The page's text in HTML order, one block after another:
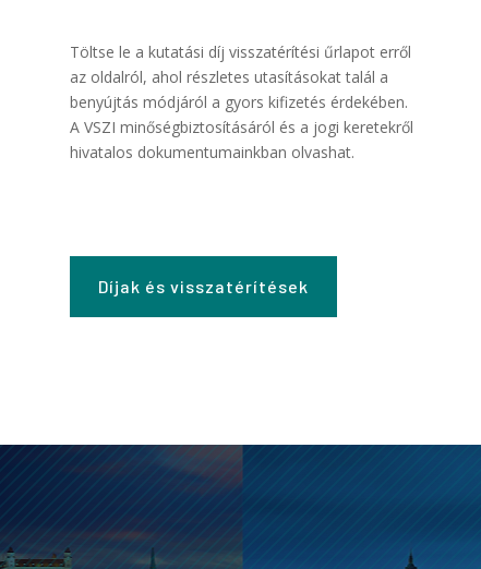
Töltse le a kutatási díj visszatérítési űrlapot erről
az oldalról, ahol részletes utasításokat talál a
benyújtás módjáról a gyors kifizetés érdekében.
A VSZI minőségbiztosításáról és a jogi keretekről
hivatalos dokumentumainkban olvashat.
Díjak és visszatérítések